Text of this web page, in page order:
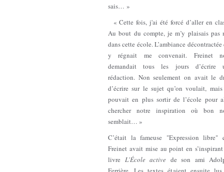
sais… »
« Cette fois, j'ai été forcé d’aller en
Au bout du compte, je m’y plaisais pas
dans cette école. L’ambiance
y régnait me convenait. Freinet
demandait tous les jours d’écrire
rédaction. Non seulement on avait le
d’écrire sur le sujet qu’on voulait,
pouvait en plus sortir de l’école pour
chercher notre inspiration où bon
semblait… »
C’était la fameuse "Expression libre"
Freinet avait mise au point en
livre L’École active de son ami